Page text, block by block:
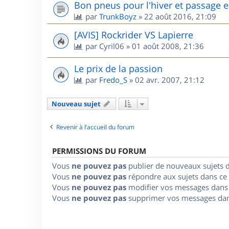
Bon pneus pour l'hiver et passage
par TrunkBoyz » 22 août 2016, 21:09
[AVIS] Rockrider VS Lapierre
par Cyril06 » 01 août 2008, 21:36
Le prix de la passion
par Fredo_S » 02 avr. 2007, 21:12
Nouveau sujet
Revenir à l’accueil du forum
PERMISSIONS DU FORUM
Vous ne pouvez pas publier de nouveaux sujets
Vous ne pouvez pas répondre aux sujets dans
Vous ne pouvez pas modifier vos messages
Vous ne pouvez pas supprimer vos messages